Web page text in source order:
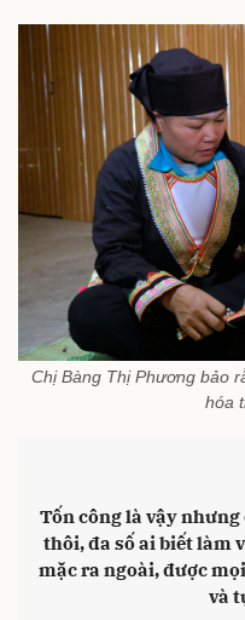
Chị Bàng Thị Phương bảo
hóa
Tốn công là vậy
thôi, đa số ai biết làm
mặc ra ngoài, được
và